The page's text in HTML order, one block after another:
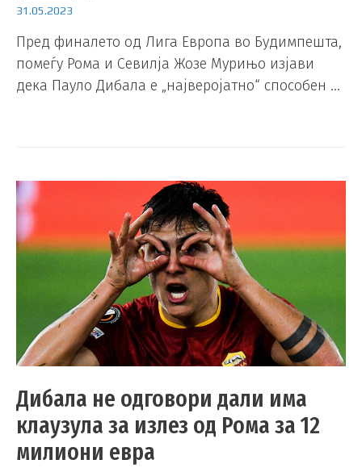
31.05.2023
Пред финалето од Лига Европа во Будимпешта,
помеѓу Рома и Севилја Жозе Мурињо изјави
дека Пауло Дибала е „најверојатно“ способен …
Дибала не одговори дали има
клаузула за излез од Рома за 12
милиони евра